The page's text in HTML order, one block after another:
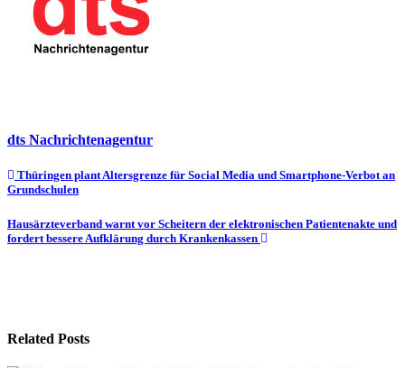
dts Nachrichtenagentur
Beitragsnavigation
Thüringen plant Altersgrenze für Social Media und Smartphone-Verbot an
Grundschulen
Hausärzteverband warnt vor Scheitern der elektronischen Patientenakte und
fordert bessere Aufklärung durch Krankenkassen
Related Posts